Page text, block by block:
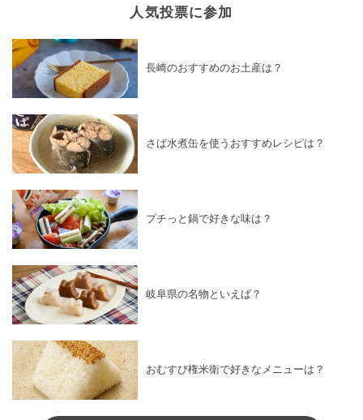
人気投票に参加
長崎のおすすめのお土産は？
さば水煮缶を使うおすすめレシピは？
プチっと鍋で好きな味は？
岐阜県の名物といえば？
おむすび権米衛で好きなメニューは？